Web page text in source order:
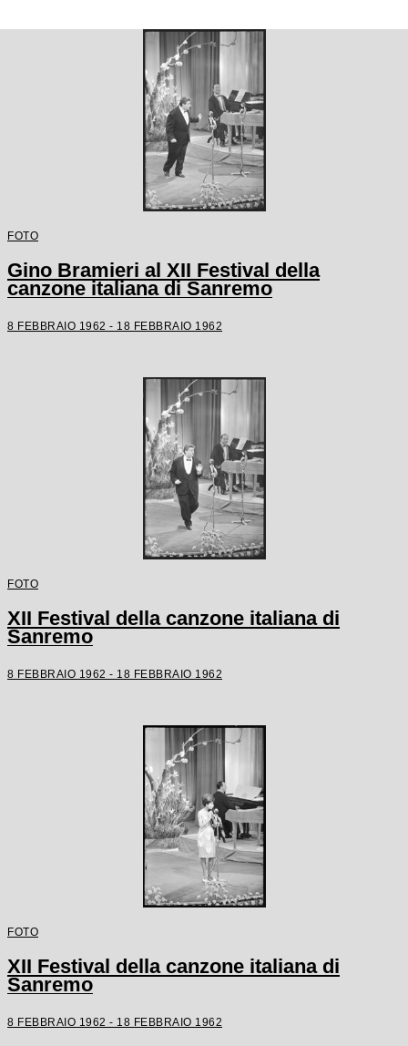
FOTO
Gino Bramieri al XII Festival della
canzone italiana di Sanremo
8 FEBBRAIO 1962 - 18 FEBBRAIO 1962
FOTO
XII Festival della canzone italiana di
Sanremo
8 FEBBRAIO 1962 - 18 FEBBRAIO 1962
FOTO
XII Festival della canzone italiana di
Sanremo
8 FEBBRAIO 1962 - 18 FEBBRAIO 1962